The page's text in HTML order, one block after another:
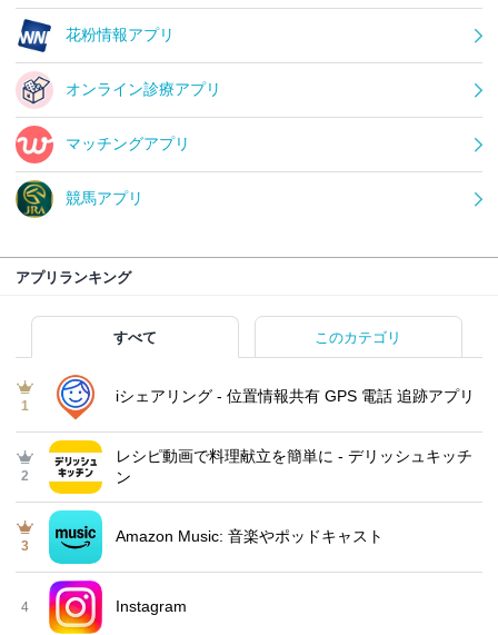
花粉情報アプリ
オンライン診療アプリ
マッチングアプリ
競馬アプリ
アプリランキング
すべて このカテゴリ
1
iシェアリング - 位置情報共有 GPS 電話 追跡アプリ
2
レシピ動画で料理献立を簡単‪に - デリッシュキッチ
ン
3
Amazon Music: 音楽やポッドキャスト
4 Instagram